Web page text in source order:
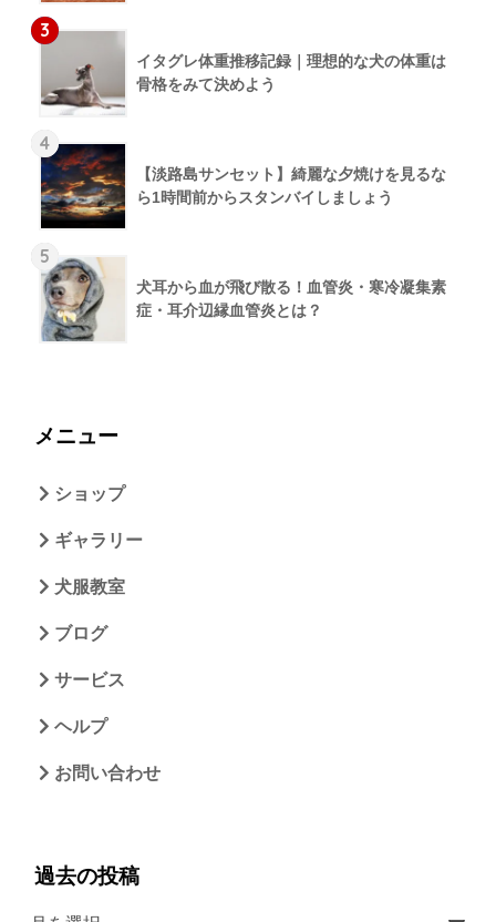
3
イタグレ体重推移記録｜理想的な犬の体重は
骨格をみて決めよう
4
【淡路島サンセット】綺麗な夕焼けを見るな
ら1時間前からスタンバイしましょう
5
犬耳から血が飛び散る！血管炎・寒冷凝集素
症・耳介辺縁血管炎とは？
メニュー
ショップ
ギャラリー
犬服教室
ブログ
サービス
ヘルプ
お問い合わせ
過去の投稿